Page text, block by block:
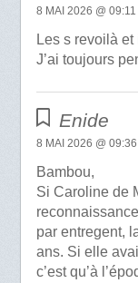
8 MAI 2026 @ 09:11
Les s revoilà et
J’ai toujours
Enide
8 MAI 2026 @ 09:36
Bambou,
Si Caroline de
par entregent,
ans. Si elle
c’est qu’à